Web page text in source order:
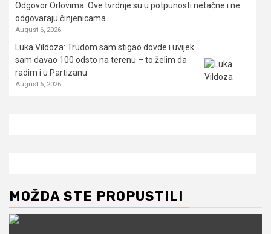
Odgovor Orlovima: ​Ove tvrdnje su u potpunosti netačne i ne
odgovaraju činjenicama
August 6, 2026
Luka Vildoza: Trudom sam stigao dovde i uvijek
sam davao 100 odsto na terenu – to želim da
radim i u Partizanu
August 6, 2026
MOŽDA STE PROPUSTILI